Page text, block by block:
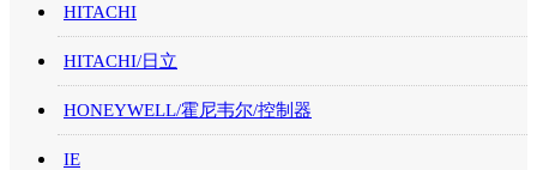
HITACHI
HITACHI/日立
HONEYWELL/霍尼韦尔/控制器
IE